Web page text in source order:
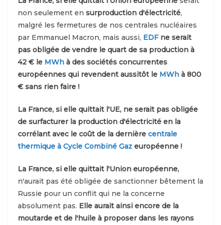
non seulement en surproduction d'électricité,
malgré les fermetures de nos centrales nucléaires
par Emmanuel Macron, mais aussi, EDFne serait
pas obligée de vendre le quart de sa production à
42 € le MWh à des sociétés concurrentes
européennes qui revendent aussitôt le MWh à 800
€ sans rien faire !
La France, si elle quittait l'UE, ne serait pas obligée
de surfacturer la production d'électricité en la
corrélant avec le coût de la dernière centrale
thermique à Cycle Combiné Gaz européenne !
La France, si elle quittait l'Union européenne,
n'aurait pas été obligée de sanctionner bêtement la
Russie pour un conflit qui ne la concerne
absolument pas. Elle aurait ainsi encore de la
moutarde et de l'huile à proposer dans les rayons